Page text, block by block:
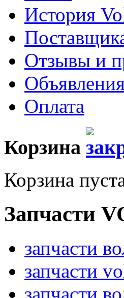
История
Отзывы и
Оплата
Корзина
Корзина
Запчасти
запчасти
запчасти